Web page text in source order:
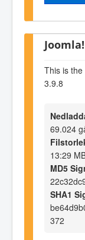
This is
3.9.8
69.024
13:29
MD5
SHA1
372